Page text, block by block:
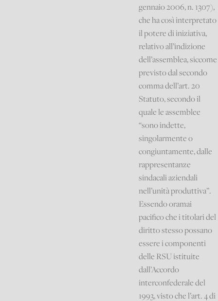
gennaio 2006, n. 1307),
che ha così interpretato
il potere di iniziativa,
relativo all’indizione
dell’assemblea, siccome
previsto dal secondo
comma dell’art. 20
Statuto, secondo il
quale le assemblee
“sono indette,
singolarmente o
congiuntamente, dalle
rappresentanze
sindacali aziendali
nell’unità produttiva”.
Essendo oramai
pacifico che i titolari del
diritto stesso possano
essere i componenti
delle RSU istituite
dall’Accordo
interconfederale del
1993, visto che l’art. 4 di